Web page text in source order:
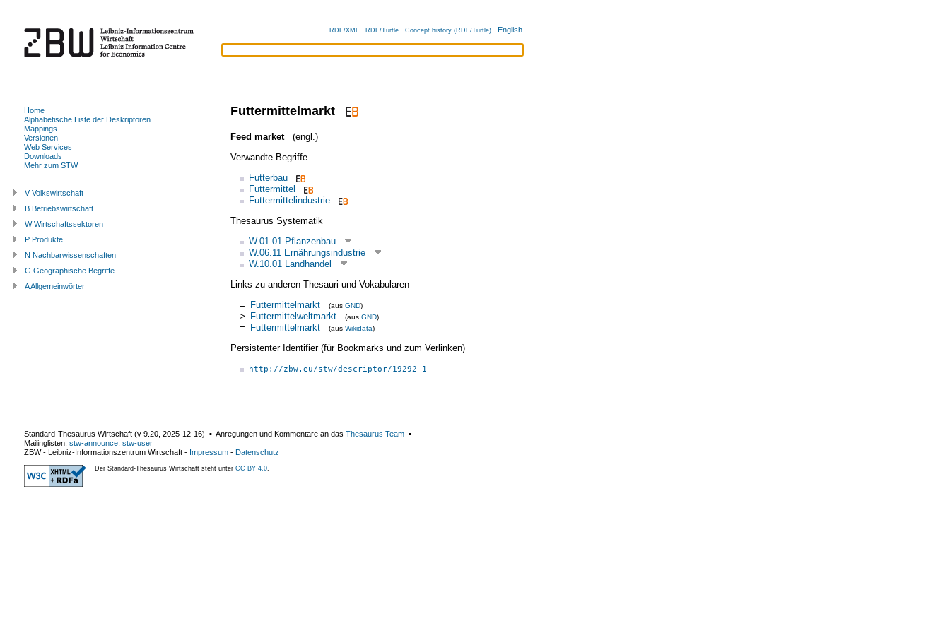
RDF/XML RDF/Turtle Concept history (RDF/Turtle) English
Futtermittelmarkt
Feed market
(engl.)
Verwandte Begriffe
Futterbau
Futtermittel
Futtermittelindustrie
Thesaurus Systematik
W.01.01 Pflanzenbau
W.06.11 Ernährungsindustrie
W.10.01 Landhandel
Links zu anderen Thesauri und Vokabularen
= Futtermittelmarkt (aus GND)
> Futtermittelweltmarkt (aus GND)
= Futtermittelmarkt (aus Wikidata)
Persistenter Identifier (für Bookmarks und zum Verlinken)
http://zbw.eu/stw/descriptor/19292-1
Home
Alphabetische Liste der Deskriptoren
Mappings
Versionen
Web Services
Downloads
Mehr zum STW
V Volkswirtschaft
B Betriebswirtschaft
W Wirtschaftssektoren
P Produkte
N Nachbarwissenschaften
G Geographische Begriffe
A Allgemeinwörter
Standard-Thesaurus Wirtschaft (v 9.20 2025-12-16) ▪ Anregungen und Kommentare an das Thesaurus Team ▪
Mailinglisten: stw-announce stw-user
ZBW - Leibniz-Informationszentrum Wirtschaft - Impressum - Datenschutz
Der Standard-Thesaurus Wirtschaft steht unter CC BY 4.0